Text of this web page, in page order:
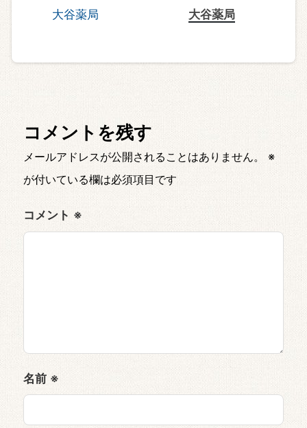
大谷薬局
コメントを残す
メールアドレスが公開されることはありません。
※
が付いている欄は必須項目です
コメント ※
名前 ※